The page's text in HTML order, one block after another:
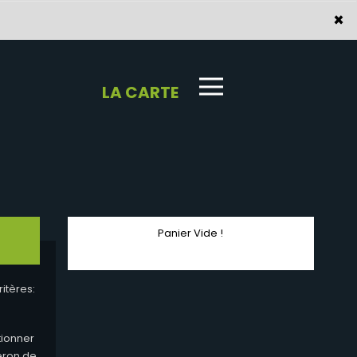
×
LA CARTE
Panier Vide !